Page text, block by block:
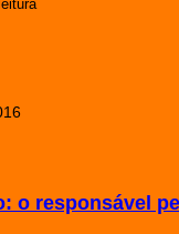
o responsável